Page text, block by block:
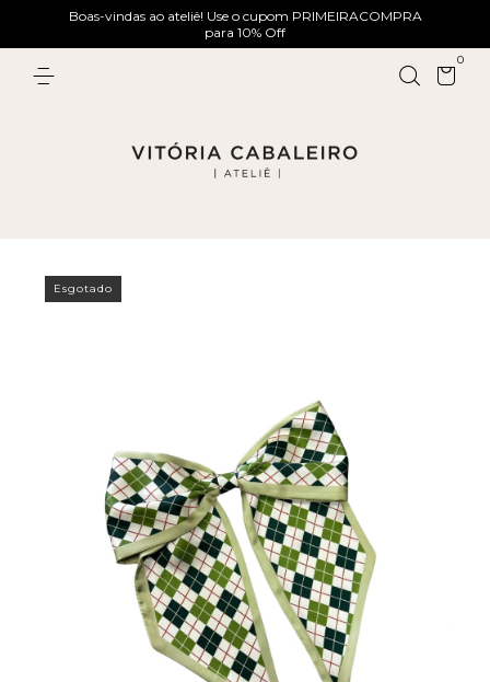
Boas-vindas ao ateliê! Use o cupom PRIMEIRACOMPRA
para 10% Off
0
Esgotado